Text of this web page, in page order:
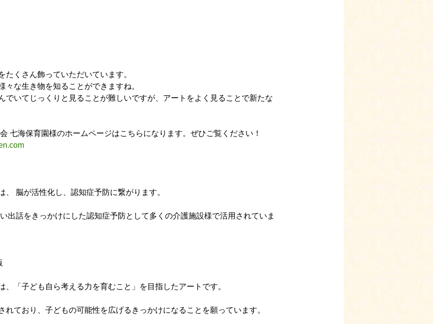
たくさん飾っていただいています。
々な生き物を知ることができますね。
でいてじっくりと見ることが難しいですが、アートをよく見ることで新たな
七海保育園様のホームページはこちらになります。ぜひご覧ください！
脳が活性化し、認知症予防に繋がります。
出話をきっかけにした認知症予防として多くの介護施設様で活用されていま
「子ども自ら考える力を育むこと」を目指したアートです。
ており、子どもの可能性を広げるきっかけになることを願っています。